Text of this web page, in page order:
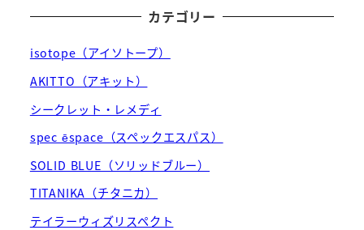
カテゴリー
isotope（アイソトープ）
AKITTO（アキット）
シークレット・レメディ
spec ēspace（スペックエスパス）
SOLID BLUE（ソリッドブルー）
TITANIKA（チタニカ）
テイラーウィズリスペクト